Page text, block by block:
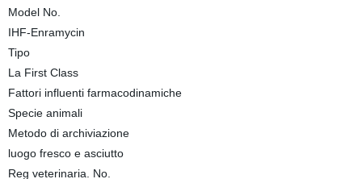
Model No.
IHF-Enramycin
Tipo
La First Class
Fattori influenti farmacodinamiche
Specie animali
Metodo di archiviazione
luogo fresco e asciutto
Reg veterinaria. No.